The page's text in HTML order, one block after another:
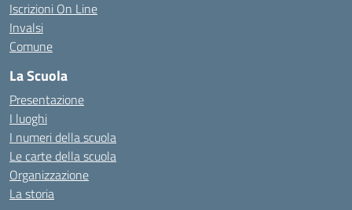
Iscrizioni On Line
Invalsi
Comune
La Scuola
Presentazione
I luoghi
I numeri della scuola
Le carte della scuola
Organizzazione
La storia